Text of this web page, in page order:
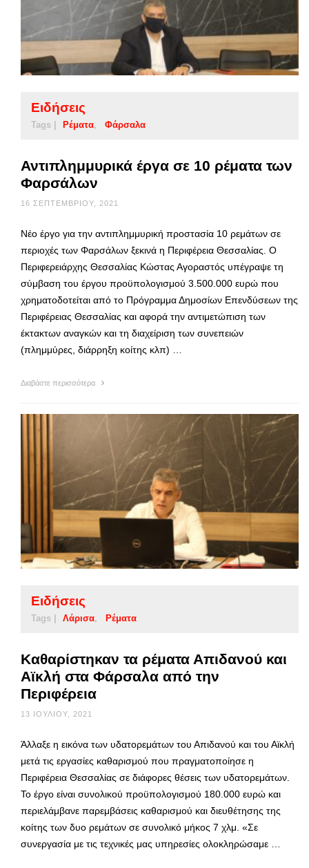
Ειδήσεις
Tags | Ρέματα Φάρσαλα
Αντιπλημμυρικά έργα σε 10 ρέματα των
Φαρσάλων
16 ΣΕΠΤΕΜΒΡΊΟΥ, 2021
Νέο έργο για την αντιπλημμυρική προστασία 10 ρεμάτων σε
περιοχές των Φαρσάλων ξεκινά η Περιφέρεια Θεσσαλίας. Ο
Περιφερειάρχης Θεσσαλίας Κώστας Αγοραστός υπέγραψε τη
σύμβαση του έργου προϋπολογισμού 3.500.000 ευρώ που
χρηματοδοτείται από το Πρόγραμμα Δημοσίων Επενδύσεων της
Περιφέρειας Θεσσαλίας και αφορά την αντιμετώπιση των
έκτακτων αναγκών και τη διαχείριση των συνεπειών
(πλημμύρες, διάρρηξη κοίτης κλπ) …
Διαβάστε περισσότερα
Ειδήσεις
Tags | Λάρισα Ρέματα
Καθαρίστηκαν τα ρέματα Απιδανού και
Αϊκλή στα Φάρσαλα από την
Περιφέρεια
13 ΙΟΥΛΊΟΥ, 2021
Άλλαξε η εικόνα των υδατορεμάτων του Απιδανού και του Αϊκλή
μετά τις εργασίες καθαρισμού που πραγματοποίησε η
Περιφέρεια Θεσσαλίας σε διάφορες θέσεις των υδατορεμάτων.
Το έργο είναι συνολικού προϋπολογισμού 180.000 ευρώ και
περιελάμβανε παρεμβάσεις καθαρισμού και διευθέτησης της
κοίτης των δυο ρεμάτων σε συνολικό μήκος 7 χλμ. «Σε
συνεργασία με τις τεχνικές μας υπηρεσίες ολοκληρώσαμε …